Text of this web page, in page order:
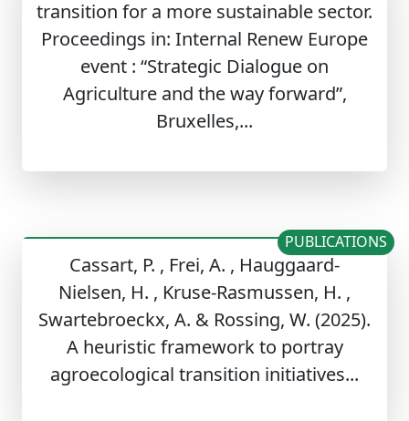
transition for a more sustainable sector.
Proceedings in: Internal Renew Europe
event : “Strategic Dialogue on
Agriculture and the way forward”,
Bruxelles,...
Cassart, P. , Frei, A. , Hauggaard-
Nielsen, H. , Kruse-Rasmussen, H. ,
Swartebroeckx, A. & Rossing, W. (2025).
A heuristic framework to portray
agroecological transition initiatives...
PUBLICATIONS